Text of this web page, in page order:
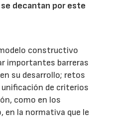
decantan por este
constructivo
importantes barreras
su desarrollo; retos
de criterios
como en los
en la normativa que le